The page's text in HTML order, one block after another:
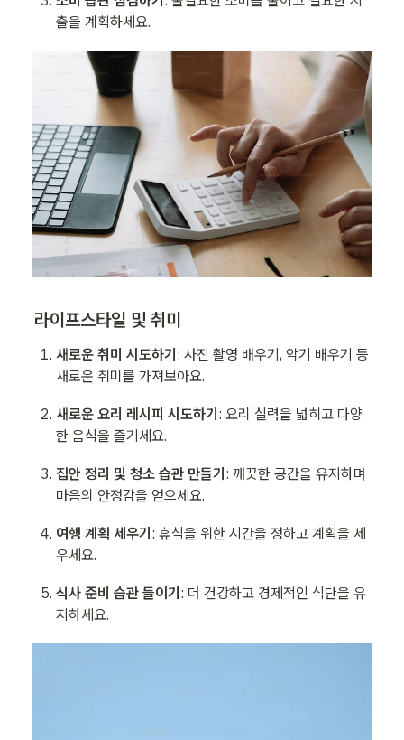
출을 계획하세요.
라이프스타일 및 취미
새로운 취미 시도하기: 사진 촬영 배우기, 악기 배우기 등
새로운 취미를 가져보아요.
새로운 요리 레시피 시도하기: 요리 실력을 넓히고 다양
한 음식을 즐기세요.
집안 정리 및 청소 습관 만들기: 깨끗한 공간을 유지하며
마음의 안정감을 얻으세요.
여행 계획 세우기: 휴식을 위한 시간을 정하고 계획을 세
우세요.
식사 준비 습관 들이기: 더 건강하고 경제적인 식단을 유
지하세요.